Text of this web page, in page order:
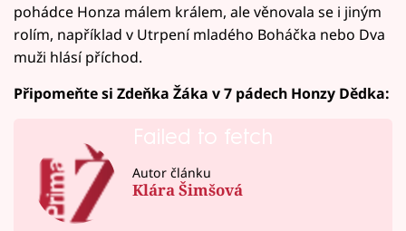
pohádce Honza málem králem, ale věnovala se i jiným
rolím, například v Utrpení mladého Boháčka nebo Dva
muži hlásí příchod.
Připomeňte si Zdeňka Žáka v 7 pádech Honzy Dědka:
Failed to fetch
Autor článku
Klára Šimšová